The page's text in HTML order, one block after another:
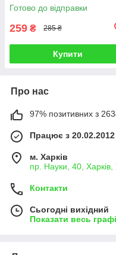
Готово до відправки
259 ₴ 285 ₴
Купити
Про нас
97% позитивних з 2634
Працює з 20.02.2012
м. Харків
пр. Науки, 40, Харків,
Контакти
Сьогодні вихідний
Показати весь